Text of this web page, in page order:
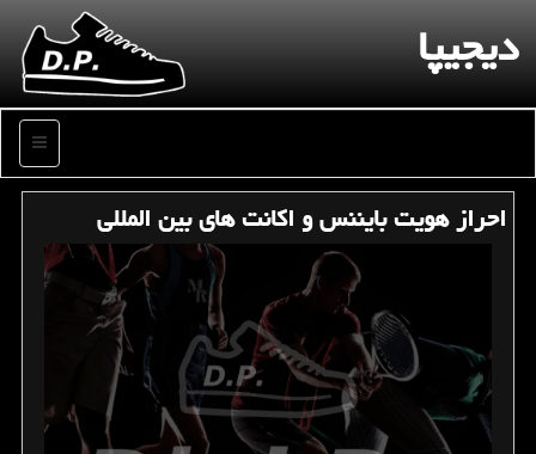
دیجیپا
منو
احراز هویت بایننس و اكانت های بین المللی